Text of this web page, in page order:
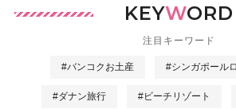
KEYWORD
注目キーワード
#バンコクお土産 #シンガポール
#ダナン旅行 #ビーチリゾート